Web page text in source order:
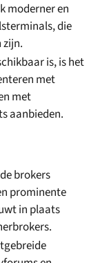
moderner en
die
is, is het
met
met
aanbieden.
brokers
prominente
in plaats